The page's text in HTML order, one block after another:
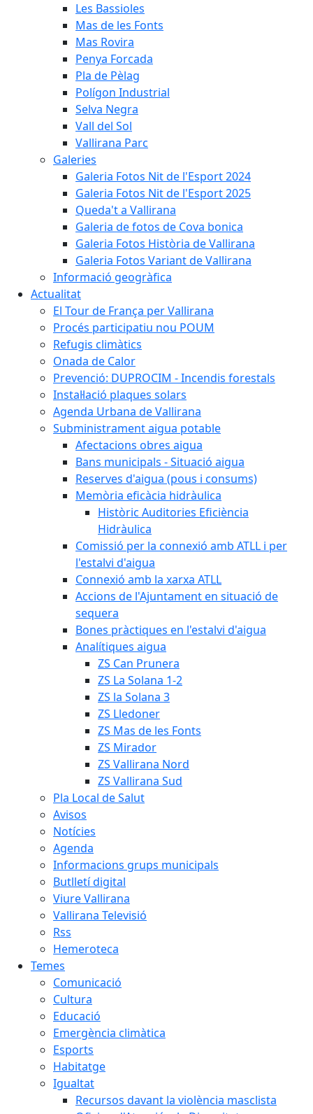
Les Bassioles
Mas de les Fonts
Mas Rovira
Penya Forcada
Pla de Pèlag
Polígon Industrial
Selva Negra
Vall del Sol
Vallirana Parc
Galeries
Galeria Fotos Nit de l'Esport 2024
Galeria Fotos Nit de l'Esport 2025
Queda't a Vallirana
Galeria de fotos de Cova bonica
Galeria Fotos Història de Vallirana
Galeria Fotos Variant de Vallirana
Informació geogràfica
Actualitat
El Tour de França per Vallirana
Procés participatiu nou POUM
Refugis climàtics
Onada de Calor
Prevenció: DUPROCIM - Incendis forestals
Instal·lació plaques solars
Agenda Urbana de Vallirana
Subministrament aigua potable
Afectacions obres aigua
Bans municipals - Situació aigua
Reserves d'aigua (pous i consums)
Memòria eficàcia hidràulica
Històric Auditories Eficiència
Hidràulica
Comissió per la connexió amb ATLL i per
l'estalvi d'aigua
Connexió amb la xarxa ATLL
Accions de l'Ajuntament en situació de
sequera
Bones pràctiques en l'estalvi d'aigua
Analítiques aigua
ZS Can Prunera
ZS La Solana 1-2
ZS la Solana 3
ZS Lledoner
ZS Mas de les Fonts
ZS Mirador
ZS Vallirana Nord
ZS Vallirana Sud
Pla Local de Salut
Avisos
Notícies
Agenda
Informacions grups municipals
Butlletí digital
Viure Vallirana
Vallirana Televisió
Rss
Hemeroteca
Temes
Comunicació
Cultura
Educació
Emergència climàtica
Esports
Habitatge
Igualtat
Recursos davant la violència masclista